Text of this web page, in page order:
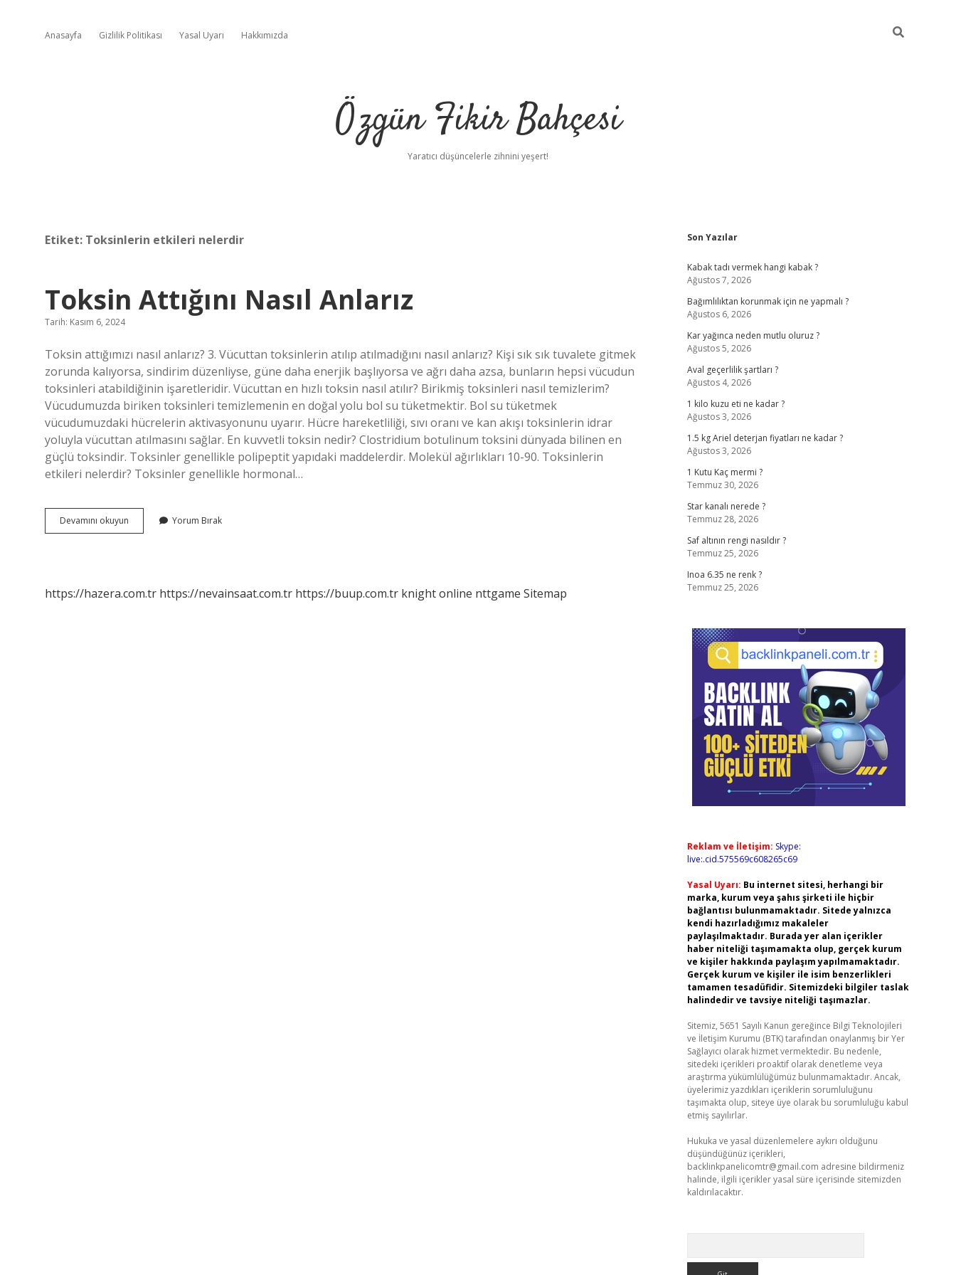
Anasayfa Gizlilik Politikası Yasal Uyarı Hakkımızda
Özgün Fikir Bahçesi
Yaratıcı düşüncelerle zihnini yeşert!
Etiket: Toksinlerin etkileri nelerdir
Toksin Attığını Nasıl Anlarız
Tarih: Kasım 6, 2024
Toksin attığımızı nasıl anlarız? 3. Vücuttan toksinlerin atılıp atılmadığını nasıl anlarız? Kişi sık sık tuvalete gitmek
zorunda kalıyorsa, sindirim düzenliyse, güne daha enerjik başlıyorsa ve ağrı daha azsa, bunların hepsi vücudun
toksinleri atabildiğinin işaretleridir. Vücuttan en hızlı toksin nasıl atılır? Birikmiş toksinleri nasıl temizlerim?
Vücudumuzda biriken toksinleri temizlemenin en doğal yolu bol su tüketmektir. Bol su tüketmek
vücudumuzdaki hücrelerin aktivasyonunu uyarır. Hücre hareketliliği, sıvı oranı ve kan akışı toksinlerin idrar
yoluyla vücuttan atılmasını sağlar. En kuvvetli toksin nedir? Clostridium botulinum toksini dünyada bilinen en
güçlü toksindir. Toksinler genellikle polipeptit yapıdaki maddelerdir. Molekül ağırlıkları 10-90. Toksinlerin
etkileri nelerdir? Toksinler genellikle hormonal…
Devamını okuyun
Attığını
Yorum Bırak
https://hazera.com.tr https://nevainsaat.com.tr https://buup.com.tr knight online nttgame Sitemap
Sidebar
Son Yazılar
Kabak tadı vermek hangi kabak ?
Ağustos 7, 2026
Bağımlılıktan korunmak için ne yapmalı ?
Ağustos 6, 2026
Kar yağınca neden mutlu oluruz ?
Ağustos 5, 2026
Aval geçerlilik şartları ?
Ağustos 4, 2026
1 kilo kuzu eti ne kadar ?
Ağustos 3, 2026
1.5 kg Ariel deterjan fiyatları ne kadar ?
Ağustos 3, 2026
1 Kutu Kaç mermi ?
Temmuz 30, 2026
Star kanalı nerede ?
Temmuz 28, 2026
Saf altının rengi nasıldır ?
Temmuz 25, 2026
Inoa 6.35 ne renk ?
Temmuz 25, 2026
Reklam ve İletişim: Skype:
live:.cid.575569c608265c69
Yasal Uyarı: Bu internet sitesi, herhangi bir
marka, kurum veya şahıs şirketi ile hiçbir
bağlantısı bulunmamaktadır. Sitede yalnızca
kendi hazırladığımız makaleler
paylaşılmaktadır. Burada yer alan içerikler
haber niteliği taşımamakta olup, gerçek kurum
ve kişiler hakkında paylaşım yapılmamaktadır.
Gerçek kurum ve kişiler ile isim benzerlikleri
tamamen tesadüfidir. Sitemizdeki bilgiler taslak
halindedir ve tavsiye niteliği taşımazlar.
Sitemiz, 5651 Sayılı Kanun gereğince Bilgi Teknolojileri
ve İletişim Kurumu (BTK) tarafından onaylanmış bir Yer
Sağlayıcı olarak hizmet vermektedir. Bu nedenle,
sitedeki içerikleri proaktif olarak denetleme veya
araştırma yükümlülüğümüz bulunmamaktadır. Ancak,
üyelerimiz yazdıkları içeriklerin sorumluluğunu
taşımakta olup, siteye üye olarak bu sorumluluğu kabul
etmiş sayılırlar.
Hukuka ve yasal düzenlemelere aykırı olduğunu
düşündüğünüz içerikleri,
backlinkpanelicomtr@gmail.com adresine bildirmeniz
halinde, ilgili içerikler yasal süre içerisinde sitemizden
kaldırılacaktır.